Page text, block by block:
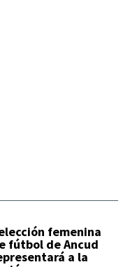
femenina
fútbol de Ancud
a la